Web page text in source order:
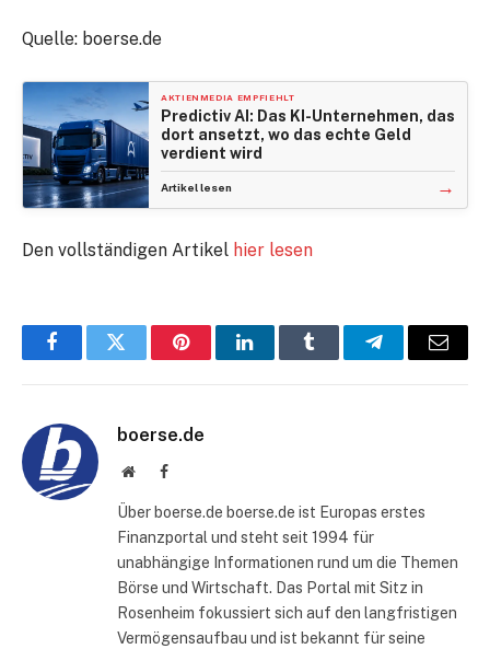
Quelle: boerse.de
AKTIENMEDIA EMPFIEHLT
Predictiv AI: Das KI-Unternehmen, das
dort ansetzt, wo das echte Geld
verdient wird
Artikel lesen →
Den vollständigen Artikel hier lesen
FacebookTwitter PinterestLinkedInTumblr TelegramE-
boerse.de
WebsiteFacebook
Über boerse.de boerse.de ist Europas erstes
Finanzportal und steht seit 1994 für
unabhängige Informationen rund um die Themen
Börse und Wirtschaft. Das Portal mit Sitz in
Rosenheim fokussiert sich auf den langfristigen
Vermögensaufbau und ist bekannt für seine